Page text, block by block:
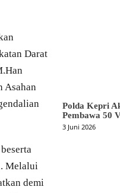
Darat
Asahan
Melalui
demi
Polda Kepri
Pembawa 50
3 Juni 2026